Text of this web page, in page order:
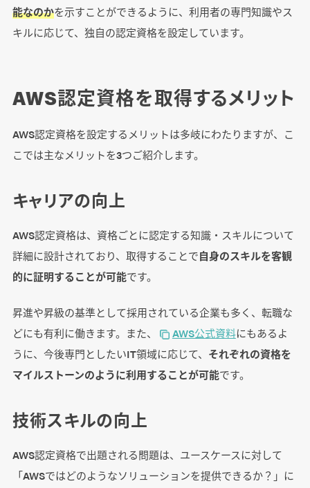
まとめ
能なのかを示すことができるように、利用者の専門知識やス
キルに応じて、独自の認定資格を設定しています。
AWS認定資格を取得するメリット
AWS認定資格を設定するメリットは多岐にわたりますが、こ
こでは主なメリットを3つご紹介します。
キャリアの向上
AWS認定資格は、資格ごとに認定する知識・スキルについて
詳細に設計されており、取得することで自身のスキルを客観
的に証明することが可能です。
昇進や昇級の基準として採用されている企業も多く、転職な
どにも有利に働きます。また、
AWS公式資料にもあるよ
うに、今後専門としたいIT領域に応じて、 それぞれの資格を
マイルストーンのように利用することが可能です。
技術スキルの向上
AWS認定資格で出題される問題は、ユースケースに対して
「AWSではどのようなソリューションを提供できるか？」に